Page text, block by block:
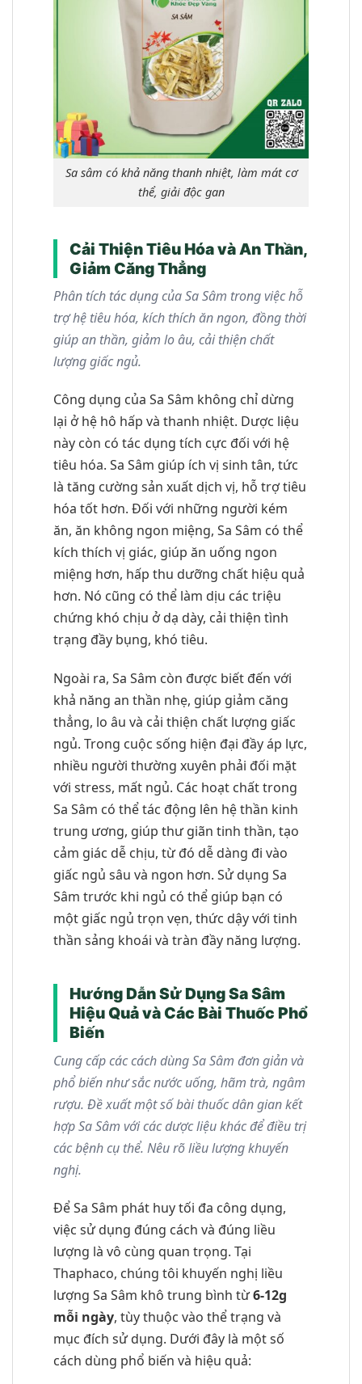
Sa sâm có khả năng thanh nhiệt, làm mát cơ
thể, giải độc gan
Cải Thiện Tiêu Hóa và An Thần,
Giảm Căng Thẳng
Phân tích tác dụng của Sa Sâm trong việc hỗ
trợ hệ tiêu hóa, kích thích ăn ngon, đồng thời
giúp an thần, giảm lo âu, cải thiện chất
lượng giấc ngủ.
Công dụng của Sa Sâm không chỉ dừng
lại ở hệ hô hấp và thanh nhiệt. Dược liệu
này còn có tác dụng tích cực đối với hệ
tiêu hóa. Sa Sâm giúp ích vị sinh tân, tức
là tăng cường sản xuất dịch vị, hỗ trợ tiêu
hóa tốt hơn. Đối với những người kém
ăn, ăn không ngon miệng, Sa Sâm có thể
kích thích vị giác, giúp ăn uống ngon
miệng hơn, hấp thu dưỡng chất hiệu quả
hơn. Nó cũng có thể làm dịu các triệu
chứng khó chịu ở dạ dày, cải thiện tình
trạng đầy bụng, khó tiêu.
Ngoài ra, Sa Sâm còn được biết đến với
khả năng an thần nhẹ, giúp giảm căng
thẳng, lo âu và cải thiện chất lượng giấc
ngủ. Trong cuộc sống hiện đại đầy áp lực,
nhiều người thường xuyên phải đối mặt
với stress, mất ngủ. Các hoạt chất trong
Sa Sâm có thể tác động lên hệ thần kinh
trung ương, giúp thư giãn tinh thần, tạo
cảm giác dễ chịu, từ đó dễ dàng đi vào
giấc ngủ sâu và ngon hơn. Sử dụng Sa
Sâm trước khi ngủ có thể giúp bạn có
một giấc ngủ trọn vẹn, thức dậy với tinh
thần sảng khoái và tràn đầy năng lượng.
Hướng Dẫn Sử Dụng Sa Sâm
Hiệu Quả và Các Bài Thuốc Phổ
Biến
Cung cấp các cách dùng Sa Sâm đơn giản và
phổ biến như sắc nước uống, hãm trà, ngâm
rượu. Đề xuất một số bài thuốc dân gian kết
hợp Sa Sâm với các dược liệu khác để điều trị
các bệnh cụ thể. Nêu rõ liều lượng khuyến
nghị.
Để Sa Sâm phát huy tối đa công dụng,
việc sử dụng đúng cách và đúng liều
lượng là vô cùng quan trọng. Tại
Thaphaco, chúng tôi khuyến nghị liều
lượng Sa Sâm khô trung bình từ6-12g
mỗi ngày, tùy thuộc vào thể trạng và
mục đích sử dụng. Dưới đây là một số
cách dùng phổ biến và hiệu quả: